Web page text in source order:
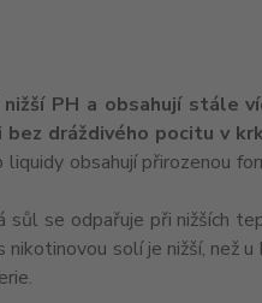
nižší PH a obsahují stále
dráždivého pocitu v
obsahují přirozenou
sůl se odpařuje při nižších
solí je nižší, než